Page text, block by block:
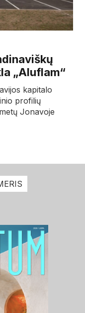
„Aluflam“
kapitalo
profilių
Jonavoje